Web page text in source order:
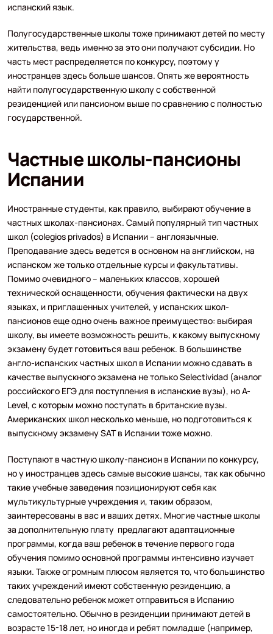
испанский язык.
Полугосударственные школы тоже принимают детей по месту
жительства, ведь именно за это они получают субсидии. Но
часть мест распределяется по конкурсу, поэтому у
иностранцев здесь больше шансов. Опять же вероятность
найти полугосударственную школу с собственной
резиденцией или пансионом выше по сравнению с полностью
государственной.
Частные школы-пансионы
Испании
Иностранные студенты, как правило, выбирают обучение в
частных школах-пансионах. Самый популярный тип частных
школ (colegios privados) в Испании – англоязычные.
Преподавание здесь ведется в основном на английском, на
испанском же только отдельные курсы и факультативы.
Помимо очевидного – маленьких классов, хорошей
технической оснащенности, обучения фактически на двух
языках, и приглашенных учителей, у испанских школ-
пансионов еще одно очень важное преимущество: выбирая
школу, вы имеете возможность решить, к какому выпускному
экзамену будет готовиться ваш ребенок. В большинстве
англо-испанских частных школ в Испании можно сдавать в
качестве выпускного экзамена не только Selectividad (аналог
российского ЕГЭ для поступления в испанские вузы), но A-
Level, с которым можно поступать в британские вузы.
Американских школ несколько меньше, но подготовиться к
выпускному экзамену SAT в Испании тоже можно.
Поступают в частную школу-пансион в Испании по конкурсу,
но у иностранцев здесь самые высокие шансы, так как обычно
такие учебные заведения позиционируют себя как
мультикультурные учреждения и, таким образом,
заинтересованы в вас и ваших детях. Многие частные школы
за дополнительную плату предлагают адаптационные
программы, когда ваш ребенок в течение первого года
обучения помимо основной программы интенсивно изучает
языки. Также огромным плюсом является то, что большинство
таких учреждений имеют собственную резиденцию, а
следовательно ребенок может отправиться в Испанию
самостоятельно. Обычно в резиденции принимают детей в
возрасте 15-18 лет, но иногда и ребят помладше (например,